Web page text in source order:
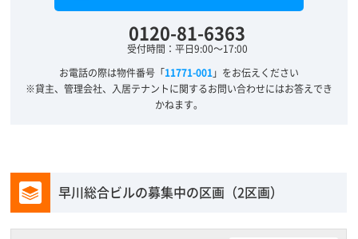
0120-81-6363
受付時間：平日9:00～17:00
お電話の際は物件番号「11771-001」をお伝えください
※貸主、管理会社、入居テナントに関するお問い合わせにはお答えでき
かねます。
早川総合ビルの募集中の区画（2区画）